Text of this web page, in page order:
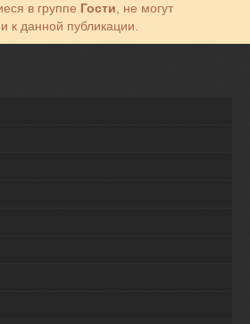
в группе Гости, не могут
к данной публикации.